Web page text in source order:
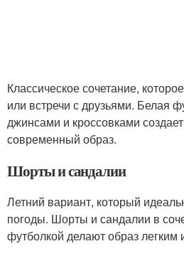
Классическое сочетание,
или встречи с друзьями. Белая
джинсами и кроссовками
современный образ.
Шорты и сандалии
Летний вариант, который
погоды. Шорты и сандалии в
футболкой делают образ